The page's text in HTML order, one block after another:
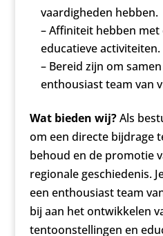
vaardigheden hebben.
– Affiniteit hebben met
educatieve activiteiten.
– Bereid zijn om
enthousiast team van
Wat bieden wij?Als
om een directe bijdrage
behoud en de promotie
regionale geschiedenis.
een enthousiast team
bij aan het ontwikkelen
tentoonstellingen en